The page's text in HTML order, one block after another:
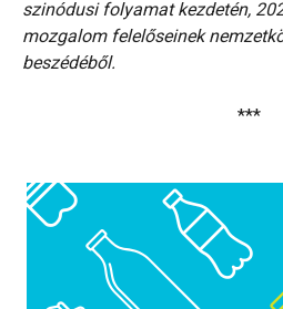
szinódusi folyamat kezdetén,
mozgalom felelőseinek
beszédéből.
***